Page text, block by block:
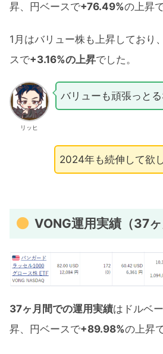
昇、円ベースで+76.49%の上昇
1月はバリュー株も上昇しており
スで+3.16%の上昇でした。
リッヒ
バリューも頑張っと
2024年も続伸して欲
VONG運用実績（37ヶ
37ヶ月間での運用実績はドルベ
昇、円ベースで+89.98%の上昇